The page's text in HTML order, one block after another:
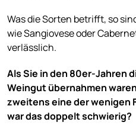
Was die Sorten betrifft, so
wie Sangiovese oder
verlässlich.
Als Sie in den 80er-Jahren
Weingut übernahmen
zweitens eine der wenigen
war das doppelt schwierig?